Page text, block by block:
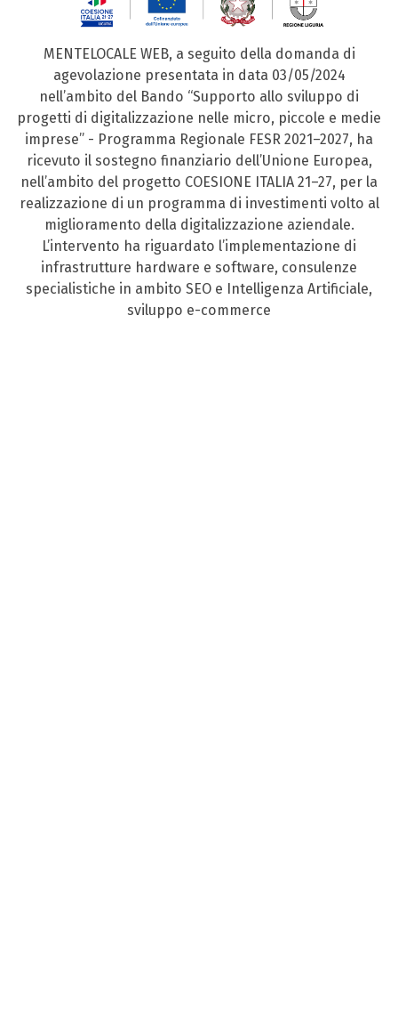
MENTELOCALE WEB, a seguito della domanda di
agevolazione presentata in data 03/05/2024
nell’ambito del Bando “Supporto allo sviluppo di
progetti di digitalizzazione nelle micro, piccole e medie
imprese” - Programma Regionale FESR 2021–2027, ha
ricevuto il sostegno finanziario dell’Unione Europea,
nell’ambito del progetto COESIONE ITALIA 21–27, per la
realizzazione di un programma di investimenti volto al
miglioramento della digitalizzazione aziendale.
L’intervento ha riguardato l’implementazione di
infrastrutture hardware e software, consulenze
specialistiche in ambito SEO e Intelligenza Artificiale,
sviluppo e-commerce